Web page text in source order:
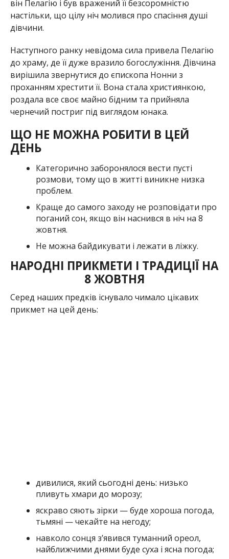
він Пелагію і був вражений її безсоромністю
настільки, що цілу ніч молився про спасіння душі
дівчини.
Наступного ранку невідома сила привела Пелагію
до храму, де її дуже вразило богослужіння. Дівчина
вирішила звернутися до єпископа Нонни з
проханням хрестити її. Вона стала християнкою,
роздала все своє майно бідним та прийняла
чернечий постриг під виглядом юнака.
ЩО НЕ МОЖНА РОБИТИ В ЦЕЙ
ДЕНЬ
Категорично заборонялося вести пусті
розмови, тому що в житті виникне низка
проблем.
Краще до самого заходу не розповідати про
поганий сон, якщо він наснився в ніч на 8
жовтня.
Не можна байдикувати і лежати в ліжку.
НАРОДНІ ПРИКМЕТИ І ТРАДИЦІЇ НА
8 ЖОВТНЯ
Серед наших предків існувало чимало цікавих
прикмет на цей день:
дивилися, який сьогодні день: низько
пливуть хмари до морозу;
яскраво сяють зірки — буде хороша погода,
тьмяні — чекайте на негоду;
навколо сонця з’явився туманний ореол,
найближчими днями буде суха і ясна погода;